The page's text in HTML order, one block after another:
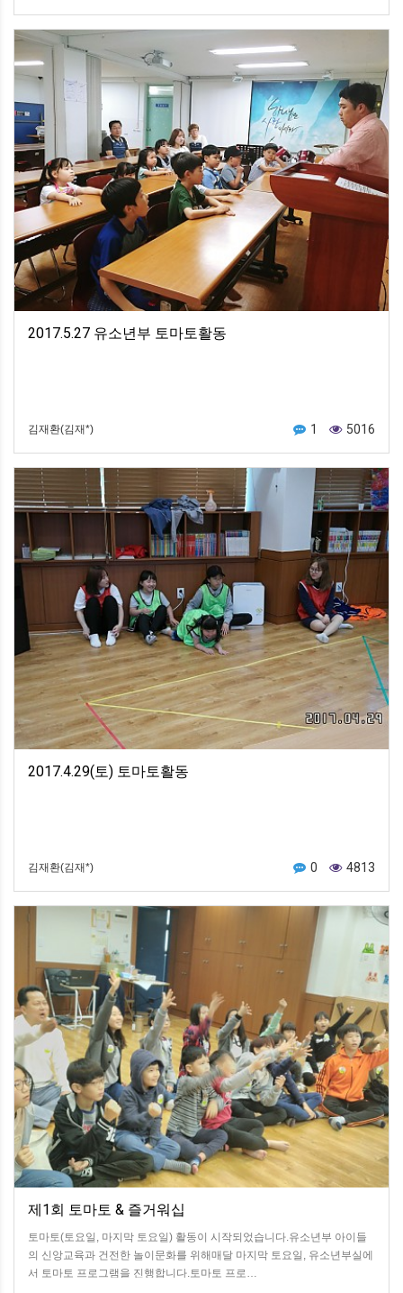
2017.5.27 유소년부 토마토활동
김재환(김재*) 1 5016
2017.4.29(토) 토마토활동
김재환(김재*) 0 4813
제1회 토마토 & 즐거워십
토마토(토요일, 마지막 토요일) 활동이 시작되었습니다.유소년부 아이들
의 신앙교육과 건전한 놀이문화를 위해매달 마지막 토요일, 유소년부실에
서 토마토 프로그램을 진행합니다.토마토 프로…